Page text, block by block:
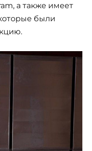
а также имеет
были